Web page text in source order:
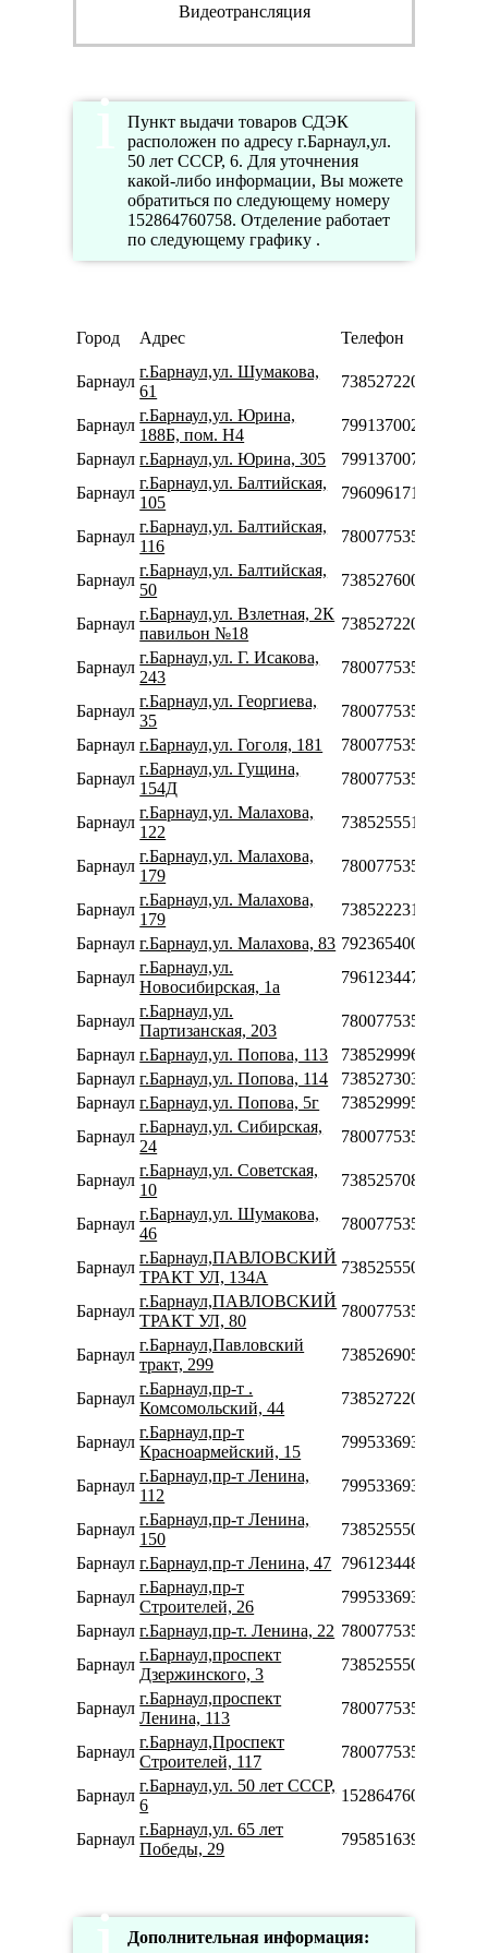
Видеотрансляция
Пункт выдачи товаров СДЭК
расположен по адресу г.Барнаул,ул.
50 лет СССР, 6. Для уточнения
какой-либо информации, Вы можете
обратиться по следующему номеру
152864760758. Отделение работает
по следующему графику .
Город Адрес Телефон
Барнаул
г.Барнаул,ул. Шумакова,
61
73852722095
Барнаул
г.Барнаул,ул. Юрина,
188Б, пом. Н4
79913700279
Барнаул г.Барнаул,ул. Юрина, 305
79913700739
Барнаул
г.Барнаул,ул. Балтийская,
105
79609617115
Барнаул
г.Барнаул,ул. Балтийская,
116
78007753553
Барнаул
г.Барнаул,ул. Балтийская,
50
73852760066
Барнаул
г.Барнаул,ул. Взлетная, 2К
павильон №18
73852722093
Барнаул
г.Барнаул,ул. Г. Исакова,
243
78007753553
Барнаул
г.Барнаул,ул. Георгиева,
35
78007753553
Барнаул г.Барнаул,ул. Гоголя, 181
78007753553
Барнаул
г.Барнаул,ул. Гущина,
154Д
78007753553
Барнаул
г.Барнаул,ул. Малахова,
122
73852555104
Барнаул
г.Барнаул,ул. Малахова,
179
78007753553
Барнаул
г.Барнаул,ул. Малахова,
179
73852223190
Барнаул г.Барнаул,ул. Малахова, 83 79236540023
Барнаул
г.Барнаул,ул.
Новосибирская, 1а
79612344791
Барнаул
г.Барнаул,ул.
Партизанская, 203
78007753553
Барнаул г.Барнаул,ул. Попова, 113
73852999640
Барнаул г.Барнаул,ул. Попова, 114
73852730384
Барнаул г.Барнаул,ул. Попова, 5г
73852999540
Барнаул
г.Барнаул,ул. Сибирская,
24
78007753553
Барнаул
г.Барнаул,ул. Советская,
10
73852570881
Барнаул
г.Барнаул,ул. Шумакова,
46
78007753553
Барнаул
г.Барнаул,ПАВЛОВСКИЙ
ТРАКТ УЛ, 134А
73852555032
Барнаул
г.Барнаул,ПАВЛОВСКИЙ
ТРАКТ УЛ, 80
78007753553
Барнаул
г.Барнаул,Павловский
тракт, 299
73852690540
Барнаул
г.Барнаул,пр-т .
Комсомольский, 44
73852722096
Барнаул
г.Барнаул,пр-т
Красноармейский, 15
79953369377
Барнаул
г.Барнаул,пр-т Ленина,
112
79953369375
Барнаул
г.Барнаул,пр-т Ленина,
150
73852555040
Барнаул г.Барнаул,пр-т Ленина, 47 79612344811
Барнаул
г.Барнаул,пр-т
Строителей, 26
79953369376
Барнаул г.Барнаул,пр-т. Ленина, 22 78007753553
Барнаул
г.Барнаул,проспект
Дзержинского, 3
73852555041
Барнаул
г.Барнаул,проспект
Ленина, 113
78007753553
Барнаул
г.Барнаул,Проспект
Строителей, 117
78007753553
Барнаул
г.Барнаул,ул. 50 лет СССР,
6
152864760758
Барнаул
г.Барнаул,ул. 65 лет
Победы, 29
79585163902
Дополнительная информация: